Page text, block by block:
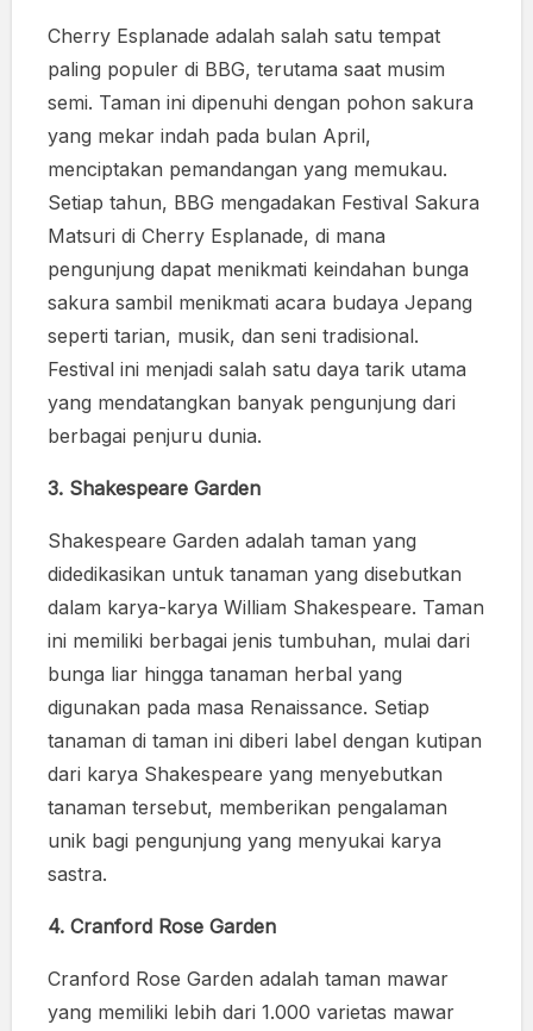
Cherry Esplanade adalah salah satu tempat
paling populer di BBG, terutama saat musim
semi. Taman ini dipenuhi dengan pohon sakura
yang mekar indah pada bulan April,
menciptakan pemandangan yang memukau.
Setiap tahun, BBG mengadakan Festival Sakura
Matsuri di Cherry Esplanade, di mana
pengunjung dapat menikmati keindahan bunga
sakura sambil menikmati acara budaya Jepang
seperti tarian, musik, dan seni tradisional.
Festival ini menjadi salah satu daya tarik utama
yang mendatangkan banyak pengunjung dari
berbagai penjuru dunia.
3. Shakespeare Garden
Shakespeare Garden adalah taman yang
didedikasikan untuk tanaman yang disebutkan
dalam karya-karya William Shakespeare. Taman
ini memiliki berbagai jenis tumbuhan, mulai dari
bunga liar hingga tanaman herbal yang
digunakan pada masa Renaissance. Setiap
tanaman di taman ini diberi label dengan kutipan
dari karya Shakespeare yang menyebutkan
tanaman tersebut, memberikan pengalaman
unik bagi pengunjung yang menyukai karya
sastra.
4. Cranford Rose Garden
Cranford Rose Garden adalah taman mawar
yang memiliki lebih dari 1.000 varietas mawar